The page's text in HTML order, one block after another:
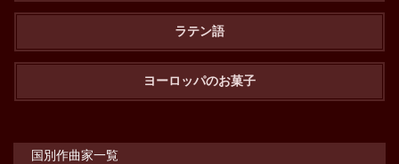
ラテン語
ヨーロッパのお菓子
国別作曲家一覧